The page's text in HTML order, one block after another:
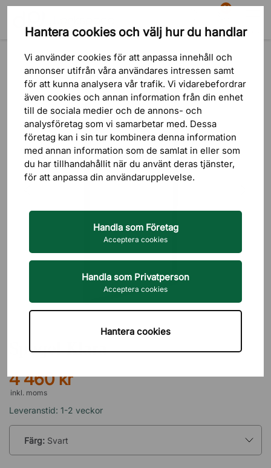
Hantera cookies och välj hur du handlar
Vi använder cookies för att anpassa innehåll och
annonser utifrån våra användares intressen samt
för att kunna analysera vår trafik. Vi vidarebefordrar
även cookies och annan information från din enhet
till de sociala medier och de annons- och
analysföretag som vi samarbetar med. Dessa
företag kan i sin tur kombinera denna information
med annan information som de samlat in eller som
du har tillhandahållit när du använt deras tjänster,
för att anpassa din användarupplevelse.
Handla som Företag
Acceptera cookies
Handla som Privatperson
Acceptera cookies
Hantera cookies
Sök
81
Varukorg Meny
Spegel Klara
4 460 kr
inkl. moms
Leveranstid: 1-2 veckor
Färg: Svart